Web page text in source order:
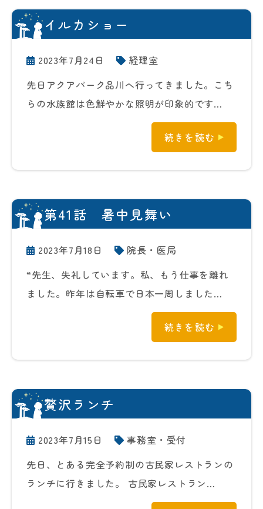
イルカショー
2023年7月24日
経理室
先日アクアパーク品川へ行ってきました。こち
らの水族館は色鮮やかな照明が印象的です…
続きを読む
第41話 暑中見舞い
2023年7月18日
院長・医局
“先生、失礼しています。私、もう仕事を離れ
ました。昨年は自転車で日本一周しました…
続きを読む
贅沢ランチ
2023年7月15日
事務室・受付
先日、とある完全予約制の古民家レストランの
ランチに行きました。 古民家レストラン…